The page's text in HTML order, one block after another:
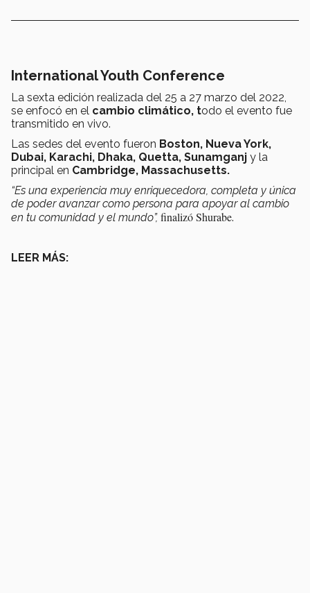
International Youth Conference
La sexta edición realizada del 25 a 27 marzo del 2022,
se enfocó en el cambio climático, todo el evento fue
transmitido en vivo.
Las sedes del evento fueron Boston, Nueva York,
Dubai, Karachi, Dhaka, Quetta, Sunamganj y la
principal en Cambridge, Massachusetts.
“Es una experiencia muy enriquecedora, completa y única
de poder avanzar como persona para apoyar al cambio
en tu comunidad y el mundo”, finalizó Shurabe.
LEER MÁS: